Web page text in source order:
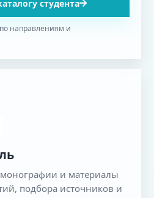
студента
направлениям и
монографии и материалы
подбора источников и